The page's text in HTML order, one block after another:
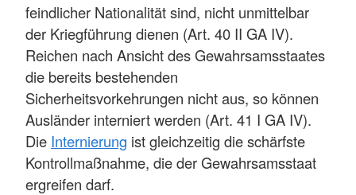
feindlicher Nationalität sind, nicht unmittelbar
der Kriegführung dienen (Art. 40 II GA IV).
Reichen nach Ansicht des Gewahrsamsstaates
die bereits bestehenden
Sicherheitsvorkehrungen nicht aus, so können
Ausländer interniert werden (Art. 41 I GA IV).
Die Internierung ist gleichzeitig die schärfste
Kontrollmaßnahme, die der Gewahrsamsstaat
ergreifen darf.